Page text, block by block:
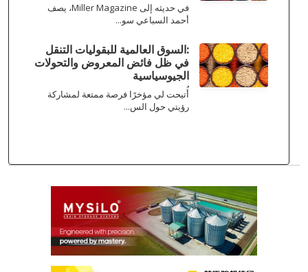
في حديثه إلى Miller Magazine، يصف
أحمد السباعي سو...
:السوق العالمية للبقوليات التنقل
في ظل فائض المعروض والتحولات
الجيوسياسية
أُتيحت لي مؤخرًا فرصة ممتعة لمشاركة
رؤيتي حول الس...